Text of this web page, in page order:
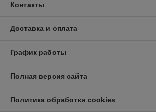
Контакты
Доставка и оплата
График работы
Полная версия сайта
Политика обработки cookies